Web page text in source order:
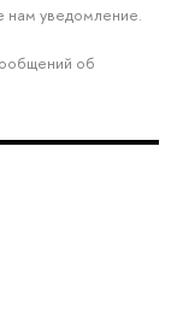
нам уведомление.
об